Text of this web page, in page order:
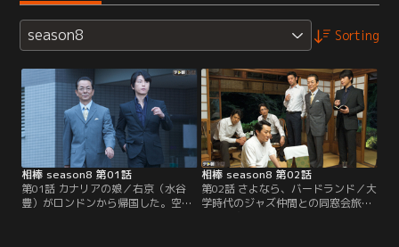
season8 Sorting
相棒 season8 第01話
第01話 カナリアの娘／右京（水谷
豊）がロンドンから帰国した。空港
相棒 season8 第02話
第02話 さよなら、バードランド／大
学時代のジャズ仲間との同窓会旅行